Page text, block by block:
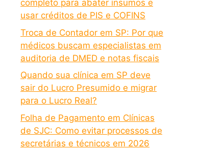
completo para abater insumos e
usar créditos de PIS e COFINS
Troca de Contador em SP: Por que
médicos buscam especialistas em
auditoria de DMED e notas fiscais
Quando sua clínica em SP deve
sair do Lucro Presumido e migrar
para o Lucro Real?
Folha de Pagamento em Clínicas
de SJC: Como evitar processos de
secretárias e técnicos em 2026